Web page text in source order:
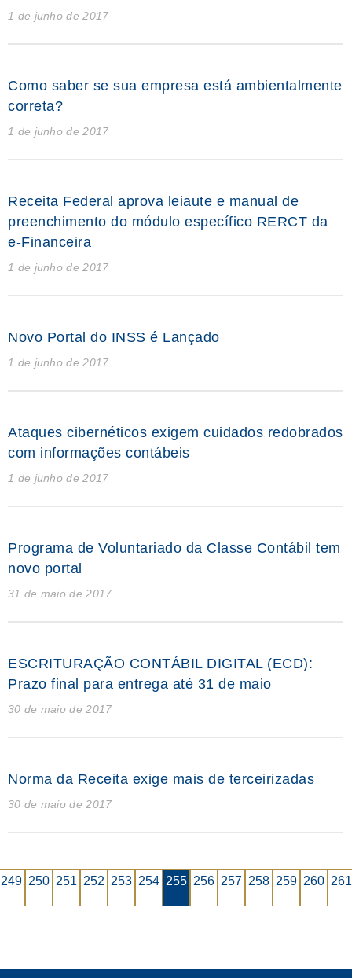
1 de junho de 2017
Como saber se sua empresa está ambientalmente
correta?
1 de junho de 2017
Receita Federal aprova leiaute e manual de
preenchimento do módulo específico RERCT da
e-Financeira
1 de junho de 2017
Novo Portal do INSS é Lançado
1 de junho de 2017
Ataques cibernéticos exigem cuidados redobrados
com informações contábeis
1 de junho de 2017
Programa de Voluntariado da Classe Contábil tem
novo portal
31 de maio de 2017
ESCRITURAÇÃO CONTÁBIL DIGITAL (ECD):
Prazo final para entrega até 31 de maio
30 de maio de 2017
Norma da Receita exige mais de terceirizadas
30 de maio de 2017
249 250 251 252 253 254 255 256 257 258 259 260 261